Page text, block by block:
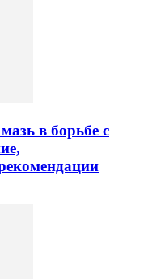
в борьбе с